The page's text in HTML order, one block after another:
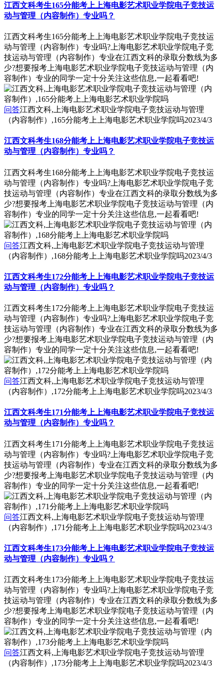
江西文科考生165分能考上上海电影艺术职业学院电子竞技运
动与管理（内容制作）专业吗？
江西文科考生165分能考上上海电影艺术职业学院电子竞技运
动与管理（内容制作）专业吗?上海电影艺术职业学院电子竞
技运动与管理（内容制作）专业在江西文科的录取分数线为多
少?想要报考上海电影艺术职业学院电子竞技运动与管理（内
容制作）专业的同学一定十分关注这些信息,一起看看吧!
问答江西文科,上海电影艺术职业学院电子竞技运动与管理
（内容制作）,165分能考上上海电影艺术职业学院吗2023/4/3
江西文科考生168分能考上上海电影艺术职业学院电子竞技运
动与管理（内容制作）专业吗？
江西文科考生168分能考上上海电影艺术职业学院电子竞技运
动与管理（内容制作）专业吗?上海电影艺术职业学院电子竞
技运动与管理（内容制作）专业在江西文科的录取分数线为多
少?想要报考上海电影艺术职业学院电子竞技运动与管理（内
容制作）专业的同学一定十分关注这些信息,一起看看吧!
问答江西文科,上海电影艺术职业学院电子竞技运动与管理
（内容制作）,168分能考上上海电影艺术职业学院吗2023/4/3
江西文科考生172分能考上上海电影艺术职业学院电子竞技运
动与管理（内容制作）专业吗？
江西文科考生172分能考上上海电影艺术职业学院电子竞技运
动与管理（内容制作）专业吗?上海电影艺术职业学院电子竞
技运动与管理（内容制作）专业在江西文科的录取分数线为多
少?想要报考上海电影艺术职业学院电子竞技运动与管理（内
容制作）专业的同学一定十分关注这些信息,一起看看吧!
问答江西文科,上海电影艺术职业学院电子竞技运动与管理
（内容制作）,172分能考上上海电影艺术职业学院吗2023/4/3
江西文科考生171分能考上上海电影艺术职业学院电子竞技运
动与管理（内容制作）专业吗？
江西文科考生171分能考上上海电影艺术职业学院电子竞技运
动与管理（内容制作）专业吗?上海电影艺术职业学院电子竞
技运动与管理（内容制作）专业在江西文科的录取分数线为多
少?想要报考上海电影艺术职业学院电子竞技运动与管理（内
容制作）专业的同学一定十分关注这些信息,一起看看吧!
问答江西文科,上海电影艺术职业学院电子竞技运动与管理
（内容制作）,171分能考上上海电影艺术职业学院吗2023/4/3
江西文科考生173分能考上上海电影艺术职业学院电子竞技运
动与管理（内容制作）专业吗？
江西文科考生173分能考上上海电影艺术职业学院电子竞技运
动与管理（内容制作）专业吗?上海电影艺术职业学院电子竞
技运动与管理（内容制作）专业在江西文科的录取分数线为多
少?想要报考上海电影艺术职业学院电子竞技运动与管理（内
容制作）专业的同学一定十分关注这些信息,一起看看吧!
问答江西文科,上海电影艺术职业学院电子竞技运动与管理
（内容制作）,173分能考上上海电影艺术职业学院吗2023/4/3